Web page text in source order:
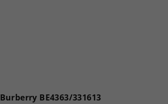
Burberry BE4363/331613